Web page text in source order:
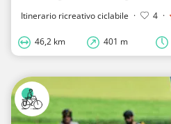
Itinerario ricreativo ciclabile · 4 ·
46,2 km 401 m